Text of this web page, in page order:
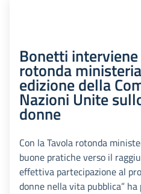
Bonetti
rotonda
edizione della
Nazioni Unite
donne
Con la Tavola rotonda
buone pratiche verso il
effettiva partecipazione al
donne nella vita pubblica”